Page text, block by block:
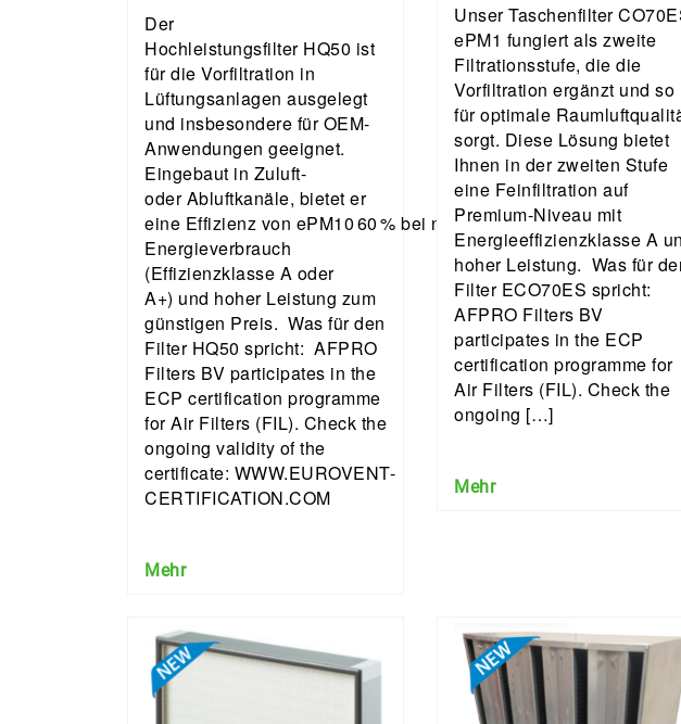
Der
Hochleistungsfilter HQ50 ist
für die Vorfiltration in
Lüftungsanlagen ausgelegt
und insbesondere für OEM-
Anwendungen geeignet.
Eingebaut in Zuluft-
oder Abluftkanäle, bietet er
eine Effizienz von ePM10 60 % bei niedrigem
Energieverbrauch
(Effizienzklasse A oder
A+) und hoher Leistung zum
günstigen Preis. Was für den
Filter HQ50 spricht: AFPRO
Filters BV participates in the
ECP certification programme
for Air Filters (FIL). Check the
ongoing validity of the
certificate: WWW.EUROVENT-
CERTIFICATION.COM
Mehr
Unser Taschenfilter
ePM1 fungiert als zweite
Filtrationsstufe, die die
Vorfiltration ergänzt und so
für optimale
sorgt. Diese Lösung bietet
Ihnen in der zweiten Stufe
eine Feinfiltration auf
Premium-Niveau mit
Energieeffizienzklasse A
hoher Leistung. Was für
Filter ECO70ES spricht:
AFPRO Filters BV
participates in the ECP
certification programme for
Air Filters (FIL). Check the
ongoing […]
Mehr